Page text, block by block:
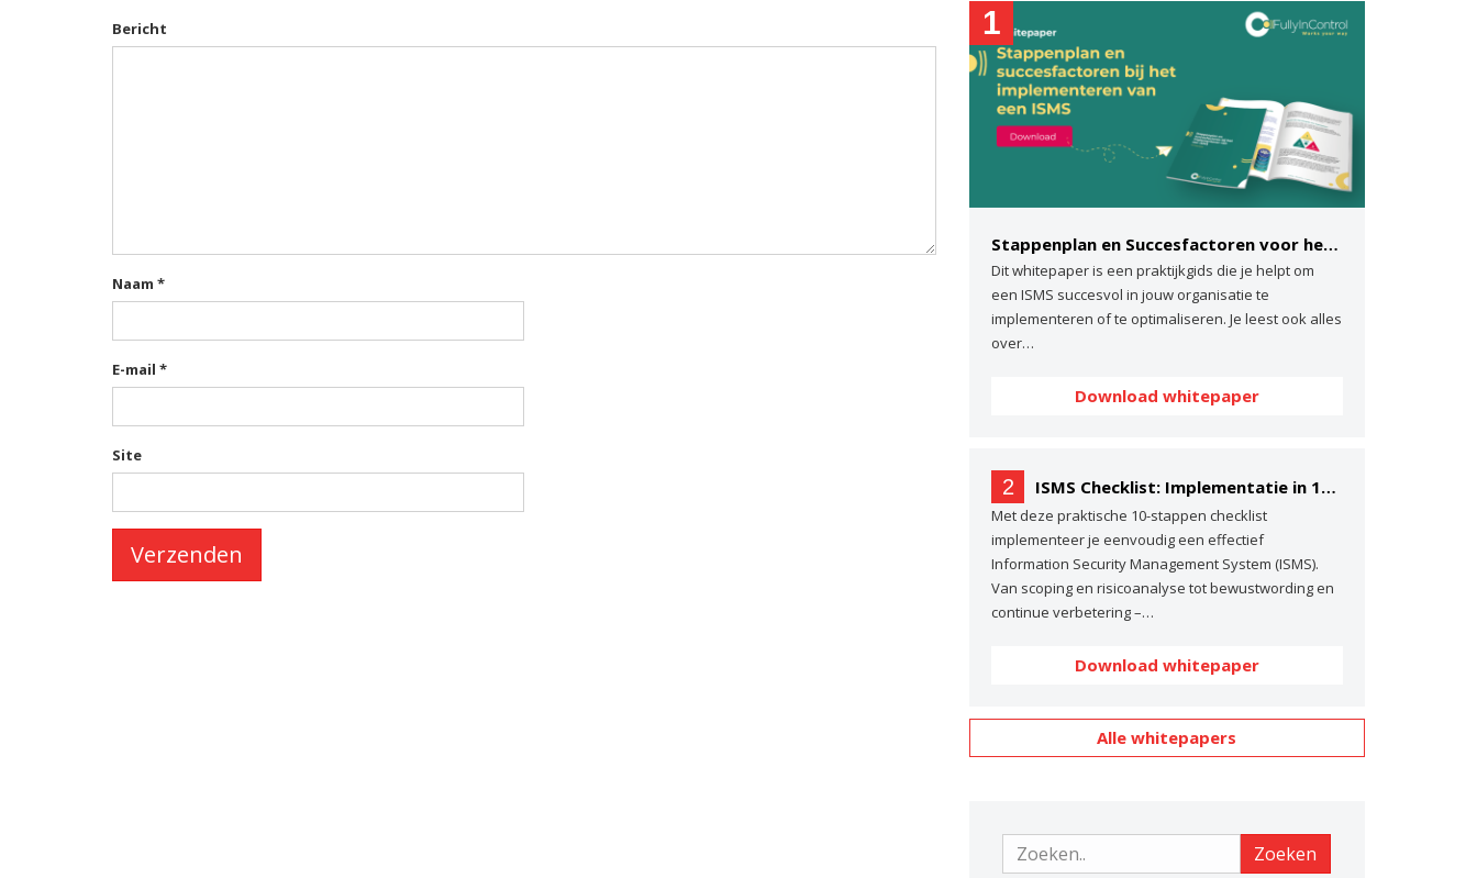
Bericht
Naam *
E-mail *
Site
Verzenden
1
Stappenplan en Succesfactoren voor het implementeren van een ISMS
Dit whitepaper is een praktijkgids die je helpt om
een ISMS succesvol in jouw organisatie te
implementeren of te optimaliseren. Je leest ook alles
over…
Download whitepaper
2 ISMS Checklist: Implementatie in 10 stappen
Met deze praktische 10-stappen checklist
implementeer je eenvoudig een effectief
Information Security Management System (ISMS).
Van scoping en risicoanalyse tot bewustwording en
continue verbetering –…
Download whitepaper
Alle whitepapers
Zoeken Zoeken